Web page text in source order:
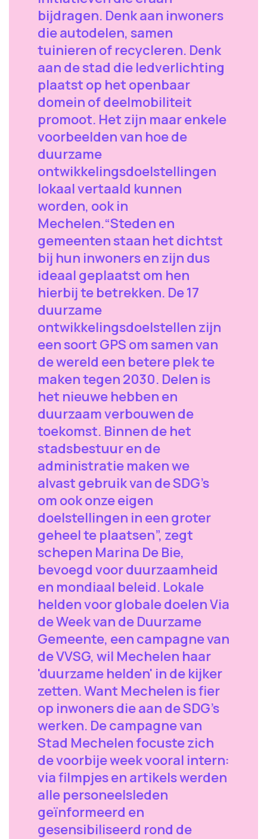
bijdragen. Denk aan inwoners
die autodelen, samen
tuinieren of recycleren. Denk
aan de stad die ledverlichting
plaatst op het openbaar
domein of deelmobiliteit
promoot. Het zijn maar enkele
voorbeelden van hoe de
duurzame
ontwikkelingsdoelstellingen
lokaal vertaald kunnen
worden, ook in
Mechelen.“Steden en
gemeenten staan het dichtst
bij hun inwoners en zijn dus
ideaal geplaatst om hen
hierbij te betrekken. De 17
duurzame
ontwikkelingsdoelstellen zijn
een soort GPS om samen van
de wereld een betere plek te
maken tegen 2030. Delen is
het nieuwe hebben en
duurzaam verbouwen de
toekomst. Binnen de het
stadsbestuur en de
administratie maken we
alvast gebruik van de SDG’s
om ook onze eigen
doelstellingen in een groter
geheel te plaatsen”, zegt
schepen Marina De Bie,
bevoegd voor duurzaamheid
en mondiaal beleid. Lokale
helden voor globale doelen Via
de Week van de Duurzame
Gemeente, een campagne van
de VVSG, wil Mechelen haar
'duurzame helden' in de kijker
zetten. Want Mechelen is fier
op inwoners die aan de SDG’s
werken. De campagne van
Stad Mechelen focuste zich
de voorbije week vooral intern:
via filmpjes en artikels werden
alle personeelsleden
geïnformeerd en
gesensibiliseerd rond de